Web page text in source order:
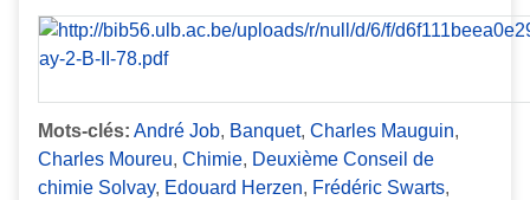
Mots-clés: André Job, Banquet, Charles Mauguin,
Charles Moureu, Chimie, Deuxième Conseil de
chimie Solvay, Edouard Herzen, Frédéric Swarts,